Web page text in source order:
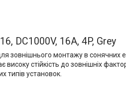
DC1000V, 16A, 4P, Grey
зовнішнього монтажу в сонячних
стійкість до зовнішніх
типів установок.